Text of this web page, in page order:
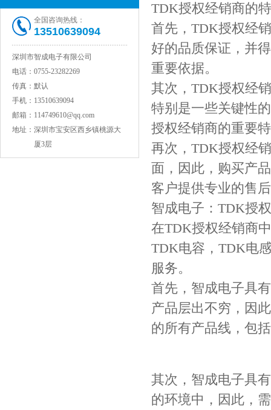
全国咨询热线：
13510639094
深圳市智成电子有限公司
电话： 0755-23282269
传真： 默认
手机： 13510639094
邮箱： 114749610@qq.com
地址： 深圳市宝安区西乡镇桃源大
厦3层
TDK授权经销商的
首先，TDK授权经
好的品质保证，并
重要依据。
其次，TDK授权经
特别是一些关键性
授权经销商的重要
再次，TDK授权经
面，因此，购买产
客户提供专业的售
智成电子：TDK授
在TDK授权经销商
TDK电容，TDK电
服务。
首先，智成电子具
产品层出不穷，因
的所有产品线，包
其次，智成电子具
的环境中，因此，